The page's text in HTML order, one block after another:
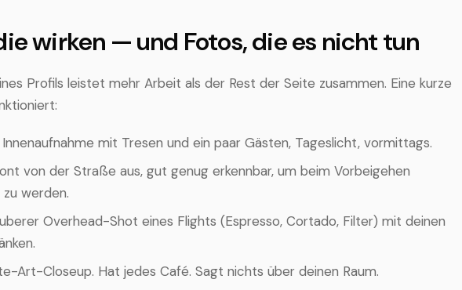
wirken — und Fotos, die es nicht tun
Profils leistet mehr Arbeit als der Rest der Seite zusammen. Eine kurze
mit Tresen und ein paar Gästen, Tageslicht, vormittags.
von der Straße aus, gut genug erkennbar, um beim Vorbeigehen
werden.
Overhead-Shot eines Flights (Espresso, Cortado, Filter) mit deinen
Art-Closeup. Hat jedes Café. Sagt nichts über deinen Raum.